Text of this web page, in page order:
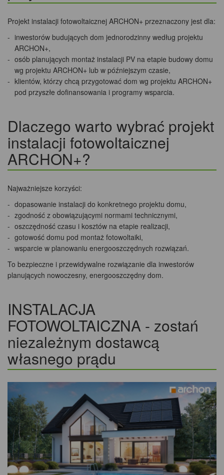
Projekt instalacji fotowoltaicznej ARCHON+ przeznaczony jest dla:
inwestorów budujących dom jednorodzinny według projektu
ARCHON+,
osób planujących montaż instalacji PV na etapie budowy domu
wg projektu ARCHON+ lub w późniejszym czasie,
klientów, którzy chcą przygotować dom wg projektu ARCHON+
pod przyszłe dofinansowania i programy wsparcia.
Dlaczego warto wybrać projekt
instalacji fotowoltaicznej
ARCHON+?
Najważniejsze korzyści:
dopasowanie instalacji do konkretnego projektu domu,
zgodność z obowiązującymi normami technicznymi,
oszczędność czasu i kosztów na etapie realizacji,
gotowość domu pod montaż fotowoltaiki,
wsparcie w planowaniu energooszczędnych rozwiązań.
To bezpieczne i przewidywalne rozwiązanie dla inwestorów
planujących nowoczesny, energooszczędny dom.
INSTALACJA
FOTOWOLTAICZNA - zostań
niezależnym dostawcą
własnego prądu